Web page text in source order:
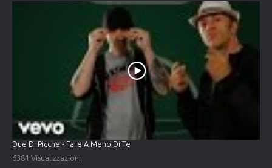
Due Di Picche - Fare A Meno Di Te
6381 Visualizzazioni